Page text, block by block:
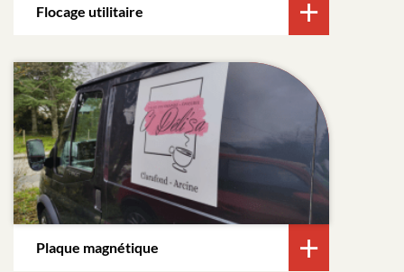
Flocage utilitaire
Plaque magnétique